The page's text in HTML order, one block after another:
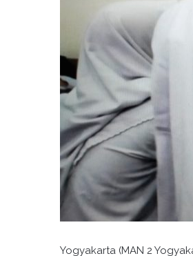
Yogyakarta (MAN 2